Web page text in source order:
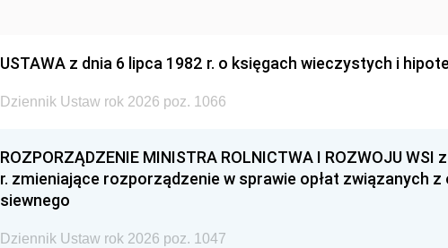
USTAWA z dnia 6 lipca 1982 r. o księgach wieczystych i
Dziennik Ustaw rok 2026 poz. 1066
ROZPORZĄDZENIE MINISTRA ROLNICTWA I ROZWOJU WSI
r. zmieniające rozporządzenie w sprawie opłat związanych z
siewnego
Dziennik Ustaw rok 2026 poz. 1047